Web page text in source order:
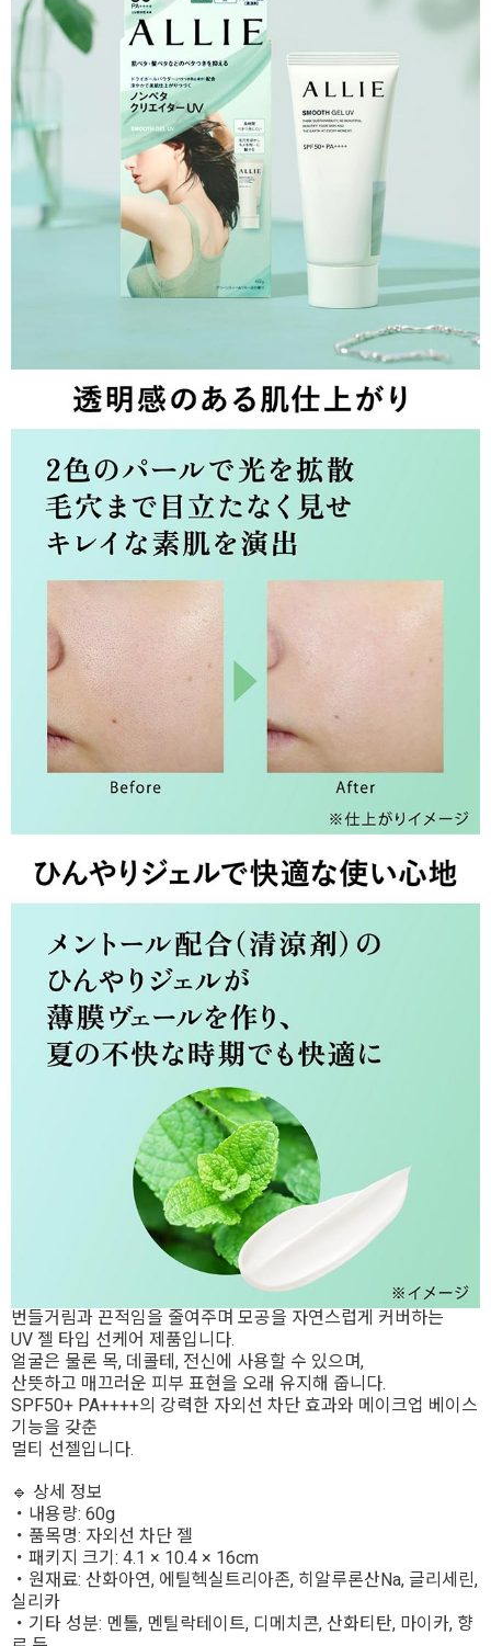
번들거림과 끈적임을 줄여주며 모공을 자연스럽게 커버하는
UV 젤 타입 선케어 제품입니다.
얼굴은 물론 목, 데콜테, 전신에 사용할 수 있으며,
산뜻하고 매끄러운 피부 표현을 오래 유지해 줍니다.
SPF50+ PA++++의 강력한 자외선 차단 효과와 메이크업 베이스
기능을 갖춘
멀티 선젤입니다.
🔹 상세 정보
・내용량: 60g
・품목명: 자외선 차단 젤
・패키지 크기: 4.1 × 10.4 × 16cm
・원재료: 산화아연, 에틸헥실트리아존, 히알루론산Na, 글리세린,
실리카
・기타 성분: 멘톨, 멘틸락테이트, 디메치콘, 산화티탄, 마이카, 향